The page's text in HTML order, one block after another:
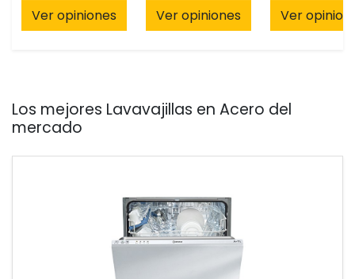
Ver opiniones Ver opiniones Ver
Los mejores Lavavajillas en Acero del
mercado